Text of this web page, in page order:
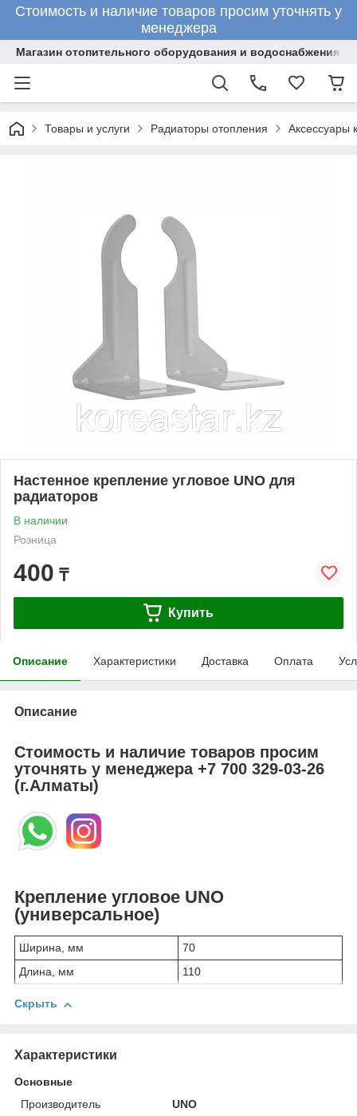
Стоимость и наличие товаров просим уточнять у
менеджера
Магазин отопительного оборудования и водоснабжения
Товары и услуги Радиаторы отопления Аксессуары
Настенное крепление угловое UNO для
радиаторов
В наличии
Розница
400 ₸
Купить
Описание Характеристики Доставка Оплата
Описание
Стоимость и наличие товаров просим
уточнять у менеджера+7 700 329-03-26
(г.Алматы)
Крепление угловое UNO
(универсальное)
Ширина, мм
70
Длина, мм
110
Скрыть
Характеристики
Основные
Производитель
UNO